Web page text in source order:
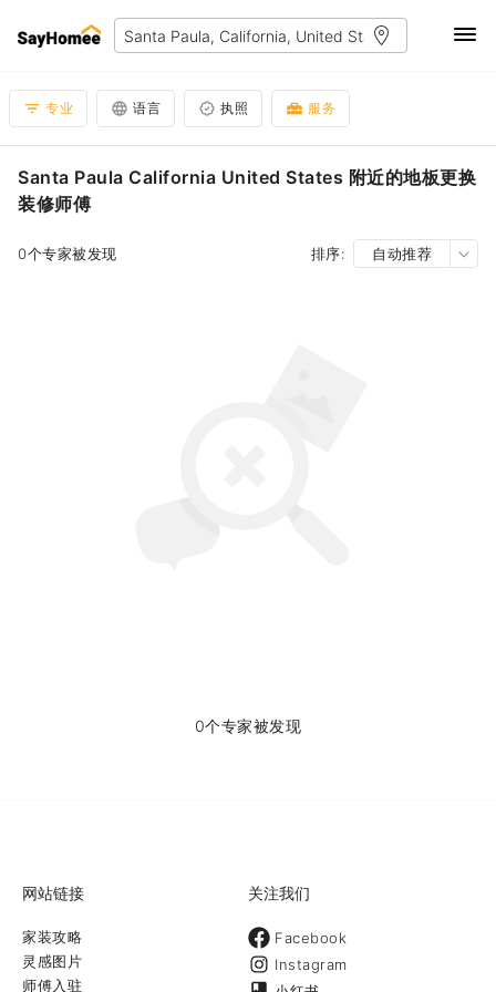
专业 语言 执照 服务
Santa Paula California United States 附近的地板更换
装修师傅
0个专家被发现 排序: 自动推荐
0个专家被发现
网站链接
家装攻略
灵感图片
师傅入驻
关注我们
Facebook
Instagram